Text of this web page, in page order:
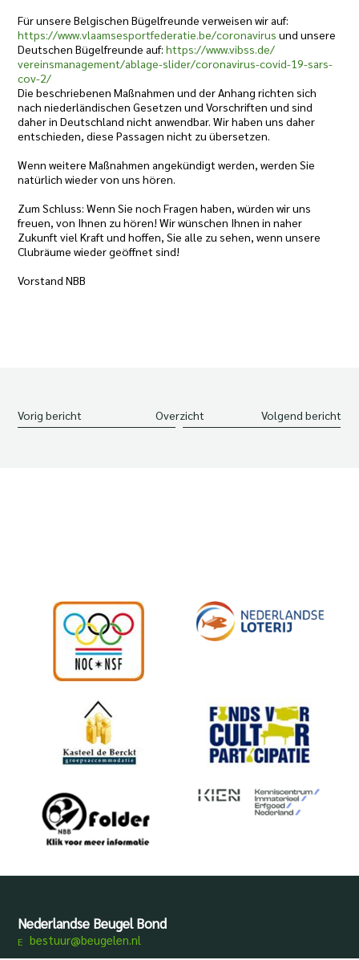
Für unsere Belgischen Bügelfreunde verweisen wir auf:
https://www.vlaamsesportfederatie.be/coronavirus und unsere
Deutschen Bügelfreunde auf:https://www.vibss.de/
vereinsmanagement/ablage-slider/coronavirus-covid-19-sars-
cov-2/
Die beschriebenen Maßnahmen und der Anhang richten sich
nach niederländischen Gesetzen und Vorschriften und sind
daher in Deutschland nicht anwendbar. Wir haben uns daher
entschieden, diese Passagen nicht zu übersetzen.
Wenn weitere Maßnahmen angekündigt werden, werden Sie
natürlich wieder von uns hören.
Zum Schluss: Wenn Sie noch Fragen haben, würden wir uns
freuen, von Ihnen zu hören! Wir wünschen Ihnen in naher
Zukunft viel Kraft und hoffen, Sie alle zu sehen, wenn unsere
Clubräume wieder geöffnet sind!
Vorstand NBB
Vorig bericht Overzicht Volgend bericht
Nederlandse Beugel Bond
bestuur@beugelen.nl